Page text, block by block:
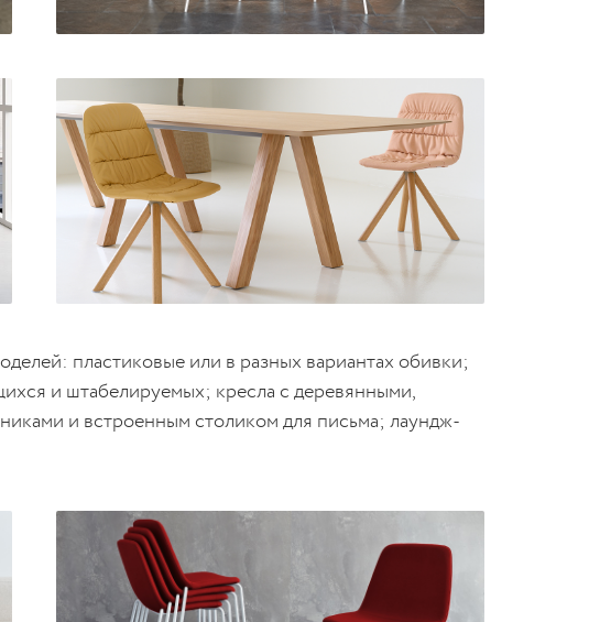
пластиковые или в разных вариантах обивки;
и штабелируемых; кресла с деревянными,
и встроенным столиком для письма; лаундж-